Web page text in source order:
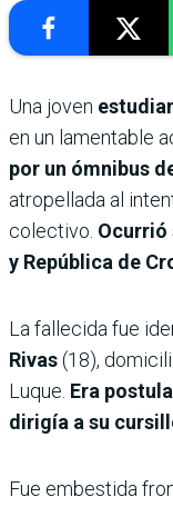
Una joven
en un lamentable
por un ómnibus
atropellada al
colectivo. Ocurrió
y República de
La fallecida fue
Rivas(18),
Luque. Era
dirigía a su
Fue embestida